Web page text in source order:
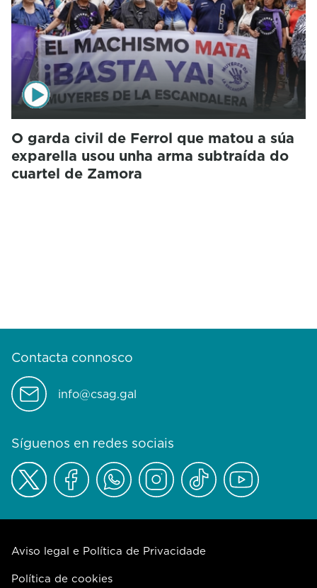
O garda civil de Ferrol que matou a súa
exparella usou unha arma subtraída do
cuartel de Zamora
Contacta connosco
info@csag.gal
Síguenos en redes sociais
Aviso legal e Política de Privacidade
Política de cookies